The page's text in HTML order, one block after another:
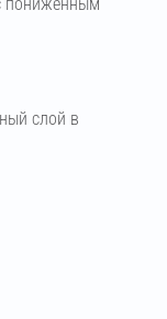
слой в